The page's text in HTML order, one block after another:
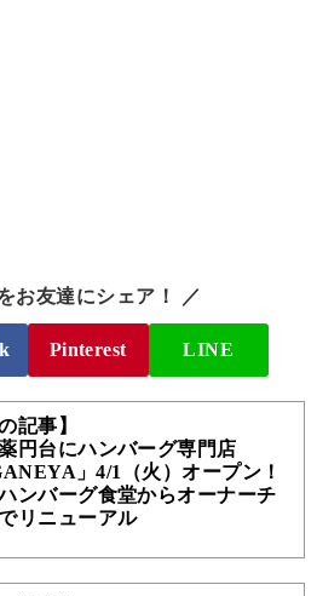
お友達にシェア！ ／
Pinterest LINE
記事】
円台にハンバーグ専門店
」4/1（火）オープン！
ンバーグ食堂からオーナーチ
リニューアル